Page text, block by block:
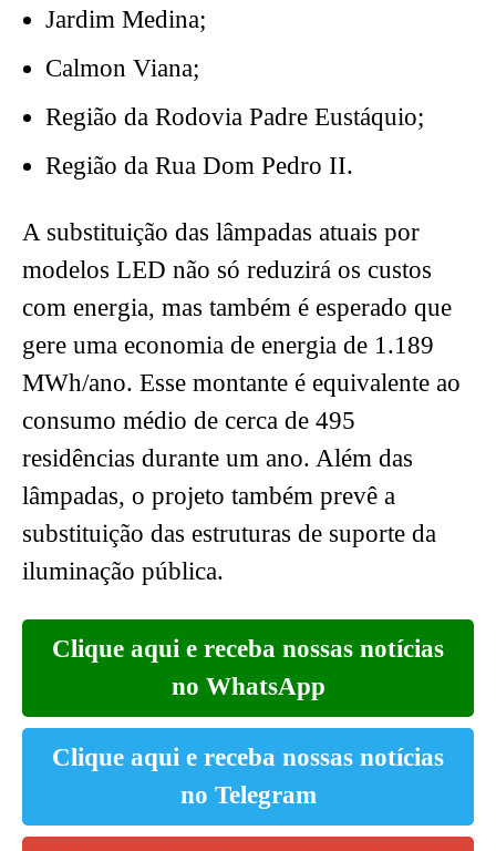
Jardim Medina;
Calmon Viana;
Região da Rodovia Padre Eustáquio;
Região da Rua Dom Pedro II.
A substituição das lâmpadas atuais por
modelos LED não só reduzirá os custos
com energia, mas também é esperado que
gere uma economia de energia de 1.189
MWh/ano. Esse montante é equivalente ao
consumo médio de cerca de 495
residências durante um ano. Além das
lâmpadas, o projeto também prevê a
substituição das estruturas de suporte da
iluminação pública.
Clique aqui e receba nossas notícias
no WhatsApp
Clique aqui e receba nossas notícias
no Telegram